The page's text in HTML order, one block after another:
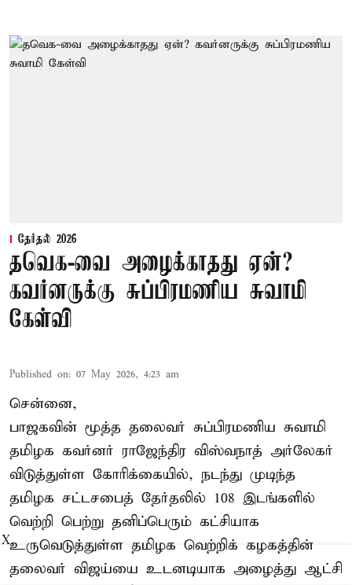
தேர்தல் 2026
தவெக-வை அழைக்காதது ஏன்?
கவர்னருக்கு சுப்பிரமணிய சுவாமி
கேள்வி
Published on: 07 May 2026, 4:23 am
சென்னை,
பாஜகவின் மூத்த தலைவர் சுப்பிரமணிய சுவாமி
தமிழக கவர்னர் ராஜேந்திர விஸ்வநாத் அர்லேகர்
விடுத்துள்ள கோரிக்கையில், நடந்து முடிந்த
தமிழக சட்டசபைத் தேர்தலில் 108 இடங்களில்
வெற்றி பெற்று தனிப்பெரும் கட்சியாக
உருவெடுத்துள்ள தமிழக வெற்றிக் கழகத்தின்
தலைவர் விஜய்யை உடனடியாக அழைத்து ஆட்சி
X